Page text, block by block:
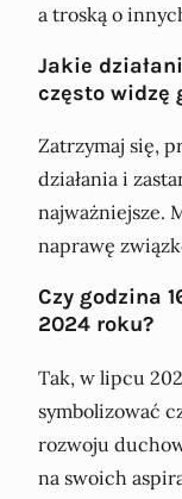
a troską o
Jakie
często widzę
Zatrzymaj się,
działania i
najważniejsze.
naprawę
Czy godzina
2024 roku?
Tak, w lipcu
symbolizować
rozwoju
na swoich